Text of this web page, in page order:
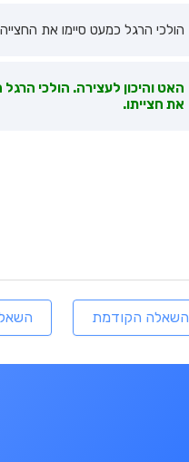
הולכי הרגל כמעט סיימו את
האט והיכון לעצירה. הולכי
את חצייתו.
השאלה הקודמת